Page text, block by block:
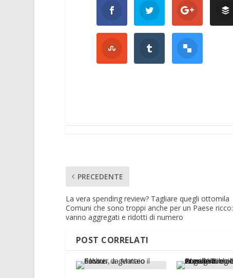
PRECEDENTE
La vera spending review? Tagliare quegli ottomila
Comuni che sono troppi anche per un Paese ricco:
vanno aggregati e ridotti di numero
POST CORRELATI